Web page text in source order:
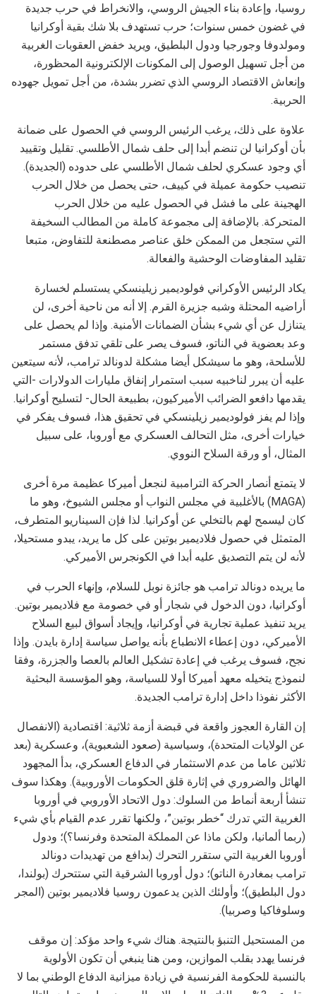
روسيا، وإعادة بناء الجيش الروسي، والانخراط في حرب جديدة
في غضون خمس سنوات؛ حرب تستهدف بلا شك بقية أوكرانيا
ومولدوفا وجورجيا ودول البلطيق، ويريد خفض العقوبات الغربية
من أجل تسهيل الوصول إلى المكونات الإلكترونية المحظورة،
وإنعاش الاقتصاد الروسي الذي تضرر بشدة، من أجل تمويل جهوده
الحربية.
علاوة على ذلك، يرغب الرئيس الروسي في الحصول على ضمانة
بأن أوكرانيا لن تنضم أبدا إلى حلف شمال الأطلسي. تقليل وتقييد
أي وجود عسكري لحلف شمال الأطلسي على حدوده (الجديدة).
تنصيب حكومة عميلة في كييف، حتى يحصل من خلال الحرب
الهجينة على ما فشل في الحصول عليه من خلال الحرب
المتحركة. بالإضافة إلى مجموعة كاملة من المطالب السخيفة
التي ستجعل من الممكن خلق عناصر مصطنعة للتفاوض، متبعا
تقليد المفاوضات الوحشية والفعالة.
يكاد الرئيس الأوكراني فولوديمير زيلينسكي يستسلم لخسارة
أراضيه المحتلة وشبه جزيرة القرم. إلا أنه من ناحية أخرى، لن
يتنازل عن أي شيء بشأن الضمانات الأمنية. وإذا لم يحصل على
وعد بعضوية في الناتو، فسوف يصر على تلقي تدفق مستمر
للأسلحة، وهو ما سيشكل أيضا مشكلة لدونالد ترامب، لأنه سيتعين
عليه أن يبرر لناخبيه سبب استمرار إنفاق مليارات الدولارات -التي
يقدمها دافعو الضرائب الأميركيون، بطبيعة الحال- لتسليح أوكرانيا.
وإذا لم يفز فولوديمير زيلينسكي في تحقيق هذا، فسوف يفكر في
خيارات أخرى، مثل التحالف العسكري مع أوروبا، على سبيل
المثال، أو ورقة السلاح النووي.
لا يتمتع أنصار الحركة الترامبية لنجعل أميركا عظيمة مرة أخرى
(MAGA) بالأغلبية في مجلس النواب أو مجلس الشيوخ، وهو ما
كان ليسمح لهم بالتخلي عن أوكرانيا. لذا فإن السيناريو المتطرف،
المتمثل في حصول فلاديمير بوتين على كل ما يريد، يبدو مستحيلا،
لأنه لن يتم التصديق عليه أبدا في الكونجرس الأميركي.
ما يريده دونالد ترامب هو جائزة نوبل للسلام، وإنهاء الحرب في
أوكرانيا، دون الدخول في شجار أو في خصومة مع فلاديمير بوتين.
يريد تنفيذ عملية تجارية في أوكرانيا، وإيجاد أسواق لبيع السلاح
الأميركي، دون إعطاء الانطباع بأنه يواصل سياسة إدارة بايدن. وإذا
نجح، فسوف يرغب في إعادة تشكيل العالم بالعصا والجزرة، وفقا
لنموذج يتخيله معهد أميركا أولا للسياسة، وهو المؤسسة البحثية
الأكثر نفوذا داخل إدارة ترامب الجديدة.
إن القارة العجوز واقعة في قبضة أزمة ثلاثية: اقتصادية (الانفصال
عن الولايات المتحدة)، وسياسية (صعود الشعبوية)، وعسكرية (بعد
ثلاثين عاما من عدم الاستثمار في الدفاع العسكري، بدأ المجهود
الهائل والضروري في إثارة قلق الحكومات الأوروبية). وهكذا سوف
تنشأ أربعة أنماط من السلوك: دول الاتحاد الأوروبي في أوروبا
الغربية التي تدرك “خطر بوتين”، ولكنها تقرر عدم القيام بأي شيء
(ربما ألمانيا، ولكن ماذا عن المملكة المتحدة وفرنسا؟)؛ ودول
أوروبا الغربية التي ستقرر التحرك (بدافع من تهديدات دونالد
ترامب بمغادرة الناتو)؛ دول أوروبا الشرقية التي ستتحرك (بولندا،
دول البلطيق)؛ وأولئك الذين يدعمون روسيا فلاديمير بوتين (المجر
وسلوفاكيا وصربيا).
من المستحيل التنبؤ بالنتيجة. هناك شيء واحد مؤكد: إن موقف
فرنسا يهدد بقلب الموازين، ومن هنا ينبغي أن تكون الأولوية
بالنسبة للحكومة الفرنسية في زيادة ميزانية الدفاع الوطني بما لا